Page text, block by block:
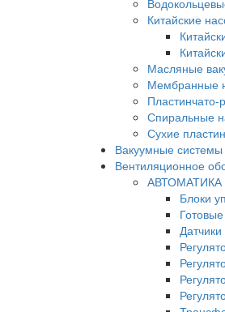
Китайские
Масляные
Мембранные
Спиральные
Сухие
Вакуумные системы
Вентиляционное
Блоки
Датчики